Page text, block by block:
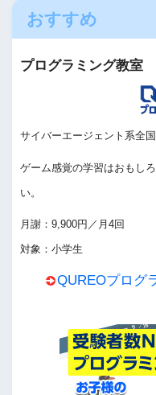
おすすめ
プログラミング教室
サイバーエージェント系全
ゲーム感覚の学習はおもし
い。
月謝：9,900円／月4回
対象：小学生
QUREOプログ